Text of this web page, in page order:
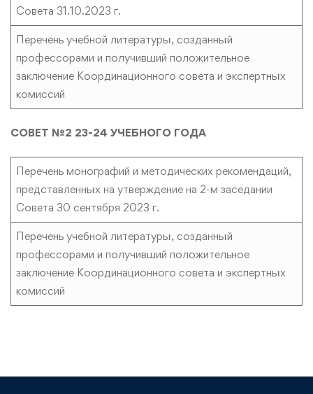
Совета 31.10.2023 г.
Перечень учебной литературы, созданный
профессорами и получивший положительное
заключение Координационного совета и экспертных
комиссий
СОВЕТ №2 23-24 УЧЕБНОГО ГОДА
Перечень монографий и методических рекомендаций,
представленных на утверждение на 2-м заседании
Совета 30 сентября 2023 г.
Перечень учебной литературы, созданный
профессорами и получивший положительное
заключение Координационного совета и экспертных
комиссий